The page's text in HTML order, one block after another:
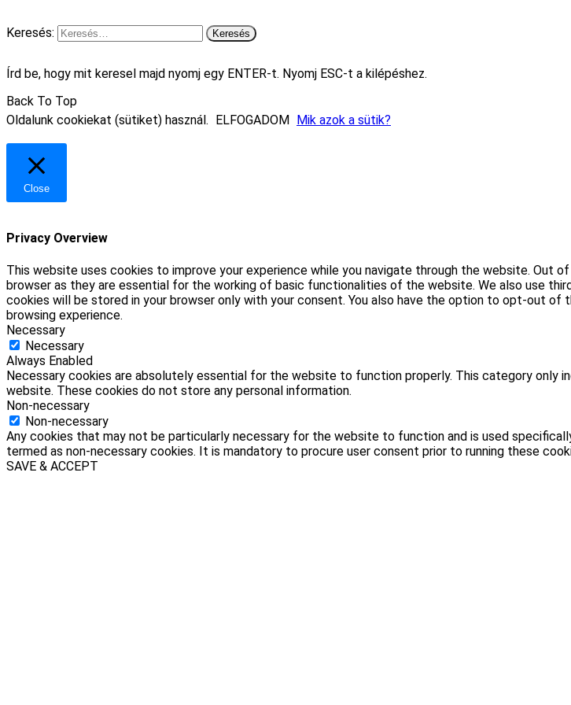
Keresés:
Írd be, hogy mit keresel majd nyomj egy ENTER-t. Nyomj ESC-t a kilépéshez.
Back To Top
Oldalunk cookiekat (sütiket) használ.
ELFOGADOM Mik azok a sütik?
Close
Privacy Overview
This website uses cookies to improve your experience while you navigate through the website. Out
browser as they are essential for the working of basic functionalities of the website. We also use
cookies will be stored in your browser only with your consent. You also have the option to opt-out
browsing experience.
Necessary
Necessary
Always Enabled
Necessary cookies are absolutely essential for the website to function properly. This category
website. These cookies do not store any personal information.
Non-necessary
Non-necessary
Any cookies that may not be particularly necessary for the website to function and is used
termed as non-necessary cookies. It is mandatory to procure user consent prior to running these
SAVE & ACCEPT